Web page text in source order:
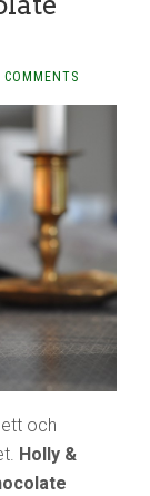
COMMENTS
och
Holly &